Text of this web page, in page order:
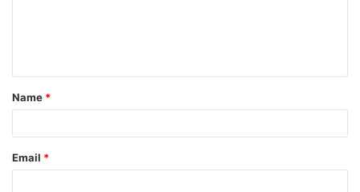
t
*
Name *
Email *